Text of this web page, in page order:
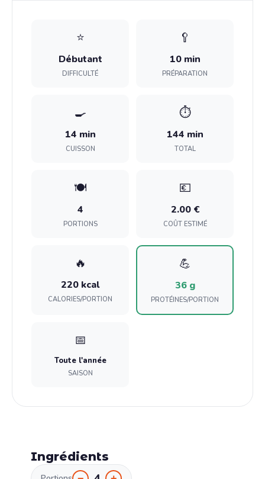
⭐
Débutant
DIFFICULTÉ
🥄
10 min
PRÉPARATION
🍳
14 min
CUISSON
⏱️
144 min
TOTAL
🍽️
4
PORTIONS
💶
2.00 €
COÛT ESTIMÉ
🔥
220 kcal
CALORIES/PORTION
💪
36 g
PROTÉINES/PORTION
📅
Toute l'année
SAISON
Ingrédients